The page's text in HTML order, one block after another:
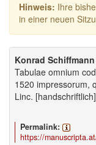
Hinweis: Ihre
in einer neuen
Konrad Schiffmann
Tabulae omnium
1520 impressorum,
Linc. [handschriftlich]
Permalink:
https://